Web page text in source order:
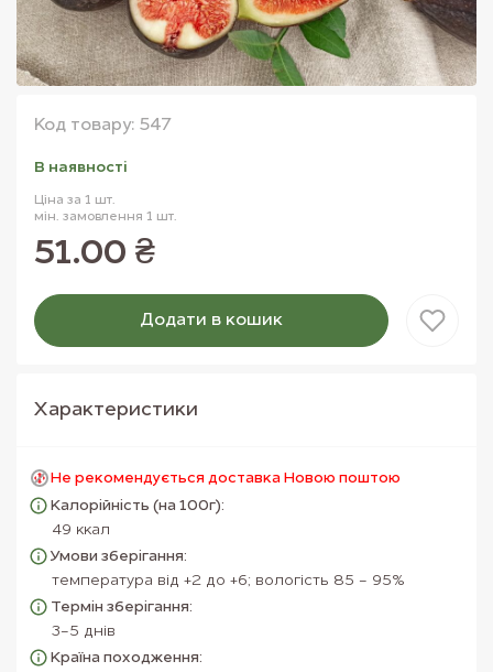
Код товару: 547
В наявностi
Ціна за 1 шт.
мін. замовлення 1 шт.
51.00 ₴
Додати в кошик
Товар доданий в кошик
Характеристики
Не рекомендується доставка Новою поштою
Калорійність (на 100г):
49 ккал
Умови зберігання:
температура від +2 до +6; вологість 85 - 95%
Термін зберігання:
3-5 днів
Країна походження: